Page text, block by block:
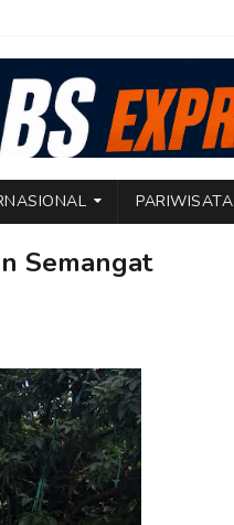
PARIWISATA
Semangat